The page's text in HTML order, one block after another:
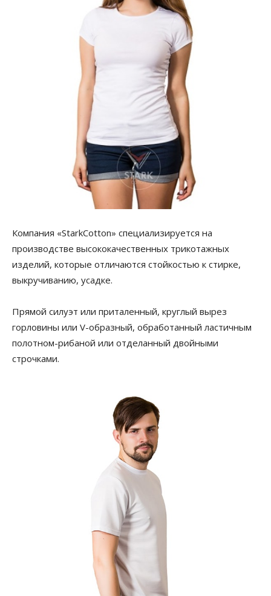
Компания «StarkCotton» специализируется на
производстве высококачественных трикотажных
изделий, которые отличаются стойкостью к стирке,
выкручиванию, усадке.
Прямой силуэт или приталенный, круглый вырез
горловины или V-образный, обработанный ластичным
полотном-рибаной или отделанный двойными
строчками.